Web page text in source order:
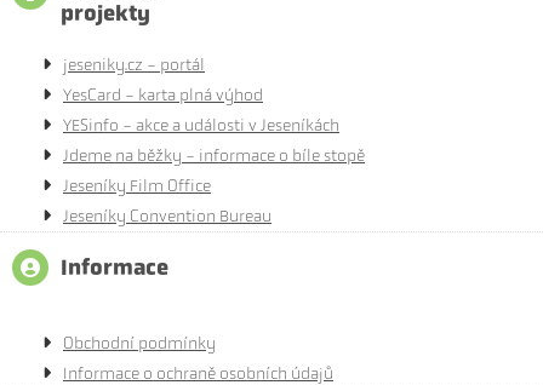
projekty
jeseniky.cz - portál
YesCard - karta plná výhod
YESinfo - akce a události v Jeseníkách
Jdeme na běžky - informace o bíle stopě
Jeseníky Film Office
Jeseníky Convention Bureau
Informace
Obchodní podmínky
Informace o ochraně osobních údajů